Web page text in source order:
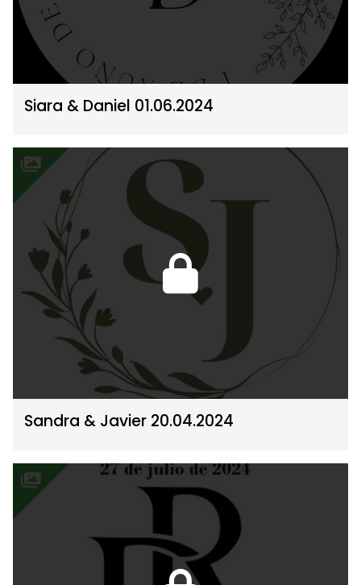
Siara & Daniel 01.06.2024
Sandra & Javier 20.04.2024